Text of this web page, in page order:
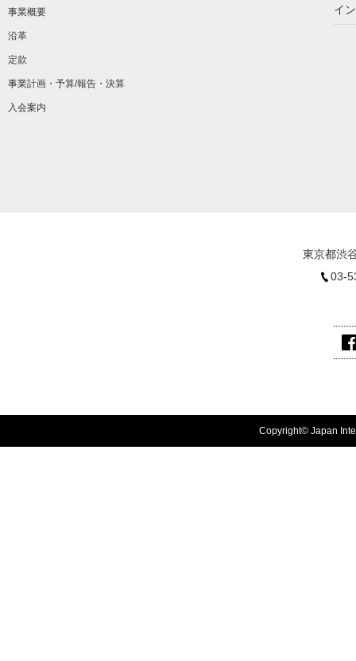
事業概要
沿革
定款
事業計画・予算/報告・決算
入会案内
イ
東京都渋
03-
Copyright© Japan